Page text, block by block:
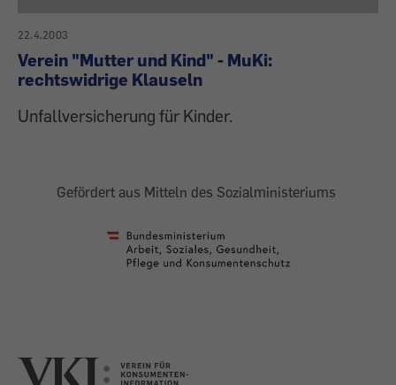
22.4.2003
Verein "Mutter und Kind" - MuKi:
rechtswidrige Klauseln
Unfallversicherung für Kinder.
Gefördert aus Mitteln des Sozialministeriums